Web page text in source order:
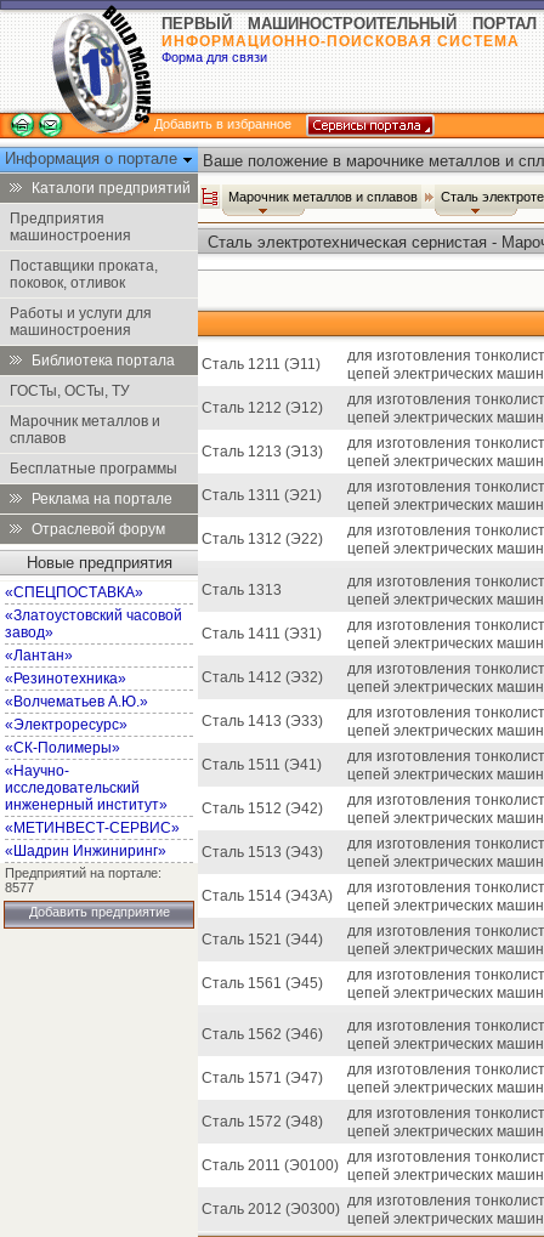
ПЕРВЫЙ МАШИНОСТРОИТЕЛЬНЫЙ ПОРТАЛ
ИНФОРМАЦИОННО-ПОИСКОВАЯ СИСТЕМА
Форма для связи
Добавить в избранное
Информация о портале
Каталоги предприятий
Предприятия
машиностроения
Поставщики проката,
поковок, отливок
Работы и услуги для
машиностроения
Библиотека портала
ГОСТы, ОСТы, ТУ
Марочник металлов и
сплавов
Бесплатные программы
Реклама на портале
Отраслевой форум
Новые предприятия
«СПЕЦПОСТАВКА»
«Златоустовский часовой
завод»
«Лантан»
«Резинотехника»
«Волчематьев А.Ю.»
«Электроресурс»
«СК-Полимеры»
«Научно-
исследовательский
инженерный институт»
«МЕТИНВЕСТ-СЕРВИС»
«Шадрин Инжиниринг»
Предприятий на портале:
8577
Добавить предприятие
Ваше положение в марочнике металлов и
Марочник металлов и сплавов Сталь
Сталь электротехническая сернистая -
Сталь 1211 (Э11)
для изготовления
цепей электрических
Сталь 1212 (Э12)
для изготовления
цепей электрических
Сталь 1213 (Э13)
для изготовления
цепей электрических
Сталь 1311 (Э21)
для изготовления
цепей электрических
Сталь 1312 (Э22)
для изготовления
цепей электрических
Сталь 1313
для изготовления
цепей электрических
Сталь 1411 (Э31)
для изготовления
цепей электрических
Сталь 1412 (Э32)
для изготовления
цепей электрических
Сталь 1413 (Э33)
для изготовления
цепей электрических
Сталь 1511 (Э41)
для изготовления
цепей электрических
Сталь 1512 (Э42)
для изготовления
цепей электрических
Сталь 1513 (Э43)
для изготовления
цепей электрических
Сталь 1514 (Э43А)
для изготовления
цепей электрических
Сталь 1521 (Э44)
для изготовления
цепей электрических
Сталь 1561 (Э45)
для изготовления
цепей электрических
Сталь 1562 (Э46)
для изготовления
цепей электрических
Сталь 1571 (Э47)
для изготовления
цепей электрических
Сталь 1572 (Э48)
для изготовления
цепей электрических
Сталь 2011 (Э0100) для изготовления
цепей электрических
Сталь 2012 (Э0300) для изготовления
цепей электрических